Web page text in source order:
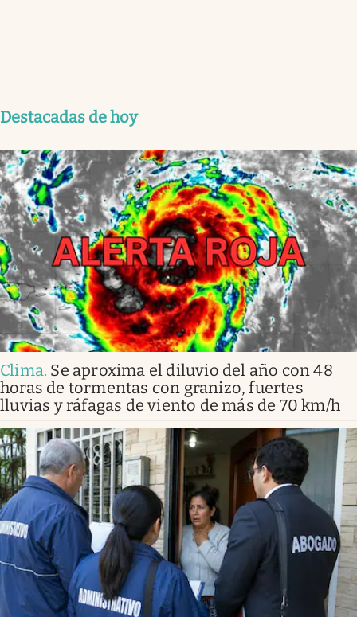
Destacadas de hoy
Clima. Se aproxima el diluvio del año con 48
horas de tormentas con granizo, fuertes
lluvias y ráfagas de viento de más de 70 km/h